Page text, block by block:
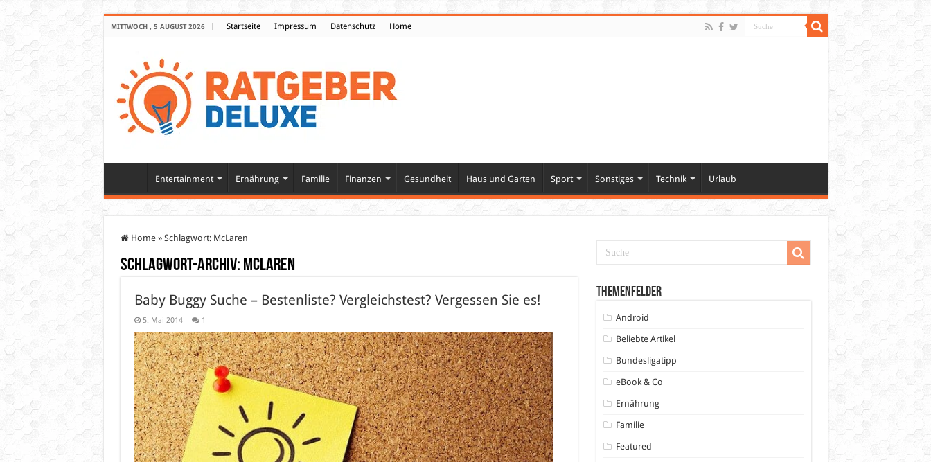
MITTWOCH , 5 AUGUST 2026 Startseite Impressum Datenschutz Home
Entertainment Ernährung Familie Finanzen Gesundheit Haus und Garten Sport Sonstiges Technik Urlaub
Home » Schlagwort: McLaren
Schlagwort-Archiv: McLaren
Baby Buggy Suche – Bestenliste? Vergleichstest? Vergessen Sie es!
5. Mai 2014 1
Themenfelder
Android
Beliebte Artikel
Bundesligatipp
eBook & Co
Ernährung
Familie
Featured